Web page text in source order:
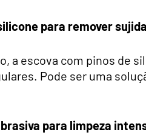
para remover
a escova com pinos de
Pode ser uma
para limpeza